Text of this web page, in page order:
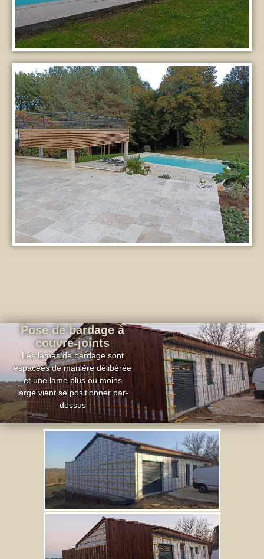
Pose de bardage à
couvre-joints
Les lames de bardage sont
espacées de manière délibérée
et une lame plus ou moins
large vient se positionner par-
dessus